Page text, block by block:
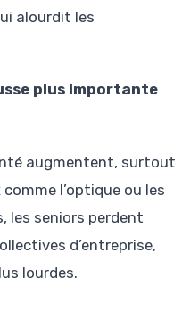
alourdit les
plus importante
augmentent, surtout
l’optique ou les
les seniors perdent
d’entreprise,
lourdes.